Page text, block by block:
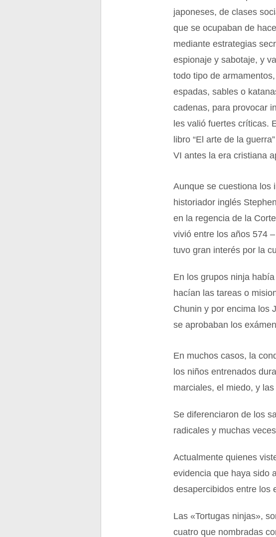
japoneses, de clases
que se ocupaban de
mediante estrategias
espionaje y sabotaje, y
todo tipo de
espadas, sables o
cadenas, para provocar
les valió fuertes críticas.
libro “El arte de la
VI antes la era cristiana
Aunque se cuestiona los
historiador inglés
en la regencia de la
vivió entre los años 574
tuvo gran interés por la
En los grupos ninja
hacían las tareas o
Chunin y por encima los
se aprobaban los
En muchos casos, la
los niños entrenados
marciales, el miedo, y
Se diferenciaron de los
radicales y muchas
Actualmente quienes
evidencia que haya sido
desapercibidos entre los
Las «Tortugas ninjas»,
cuatro que nombradas